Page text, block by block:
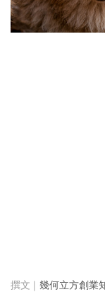
幾何立方創業